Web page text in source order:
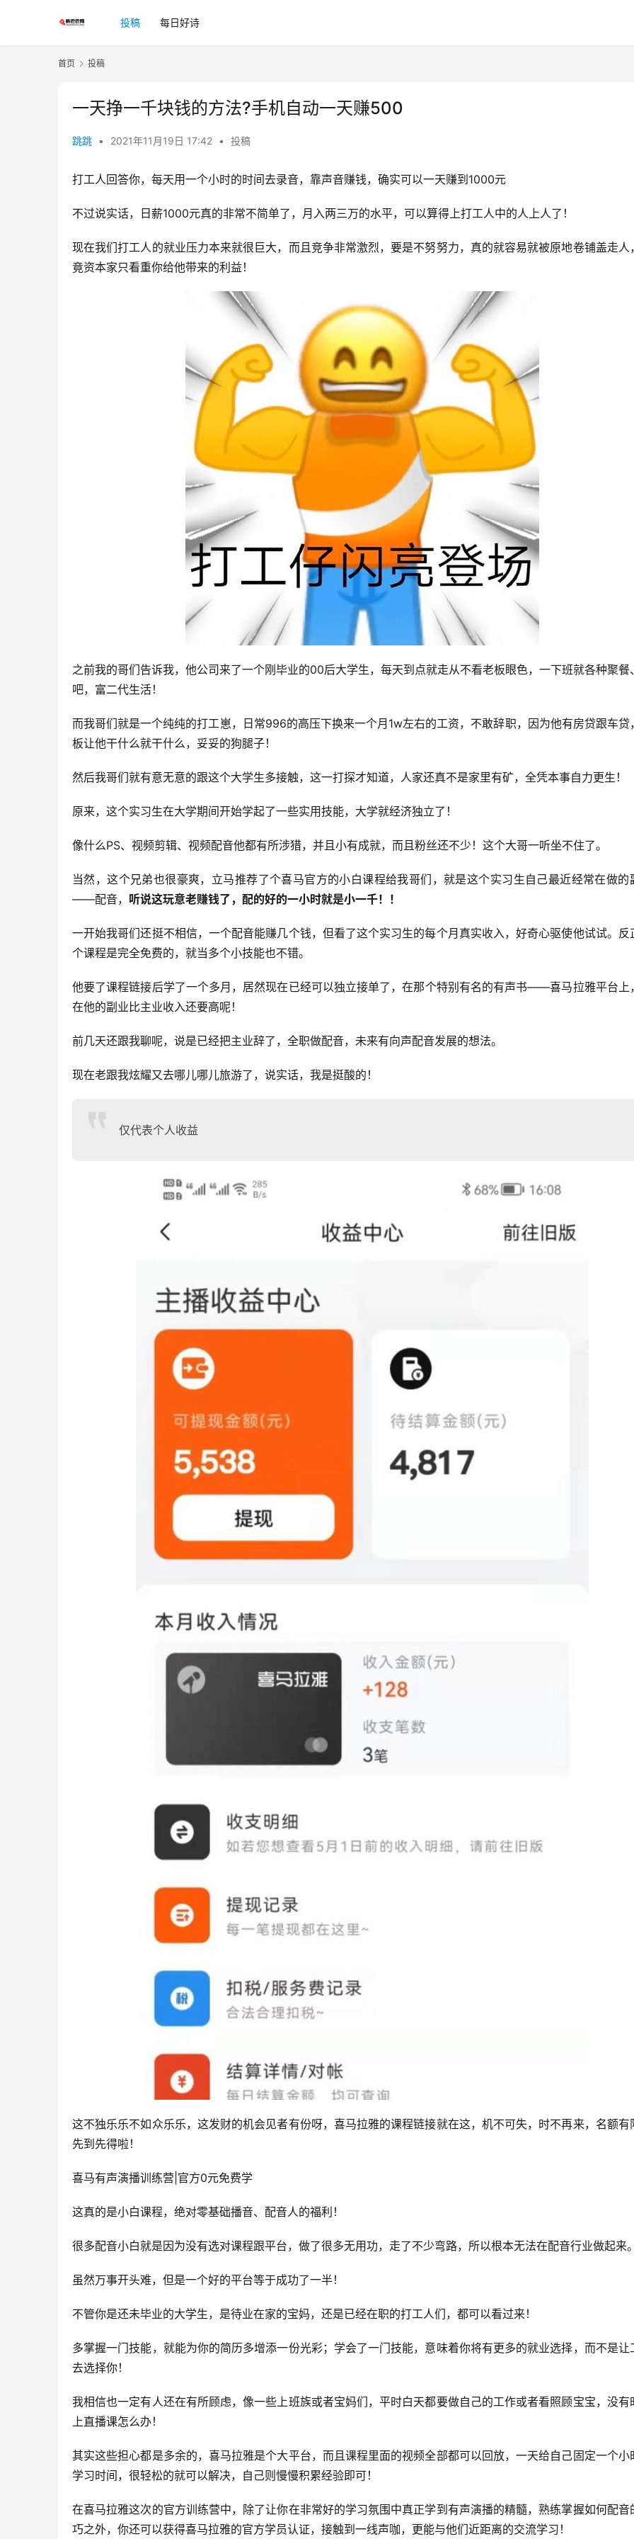
投稿 每日好诗
首页 投稿
一天挣一千块钱的方法?手机自动一天赚500
跳跳 • 2021年11月19日 17:42 • 投稿
打工人回答你，每天用一个小时的时间去录音，靠声音赚钱，确实可以一天赚到1000元
不过说实话，日薪1000元真的非常不简单了，月入两三万的水平，可以算得上打工人中的人上人了！
现在我们打工人的就业压力本来就很巨大，而且竞争非常激烈，要是不努努力，真的就容易就被原地卷铺盖走人
竟资本家只看重你给他带来的利益！
之前我的哥们告诉我，他公司来了一个刚毕业的00后大学生，每天到点就走从不看老板眼色，一下班就各种聚餐
吧，富二代生活！
而我哥们就是一个纯纯的打工崽，日常996的高压下换来一个月1w左右的工资，不敢辞职，因为他有房贷跟车贷
板让他干什么就干什么，妥妥的狗腿子！
然后我哥们就有意无意的跟这个大学生多接触，这一打探才知道，人家还真不是家里有矿，全凭本事自力更生！
原来，这个实习生在大学期间开始学起了一些实用技能，大学就经济独立了！
像什么PS、视频剪辑、视频配音他都有所涉猎，并且小有成就，而且粉丝还不少！这个大哥一听坐不住了。
当然，这个兄弟也很豪爽，立马推荐了个喜马官方的小白课程给我哥们，就是这个实习生自己最近经常在做的
——配音， 听说这玩意老赚钱了，配的好的一小时就是小一千！！
一开始我哥们还挺不相信，一个配音能赚几个钱，但看了这个实习生的每个月真实收入，好奇心驱使他试试。反
个课程是完全免费的，就当多个小技能也不错。
他要了课程链接后学了一个多月，居然现在已经可以独立接单了，在那个特别有名的有声书——喜马拉雅平台上
在他的副业比主业收入还要高呢！
前几天还跟我聊呢，说是已经把主业辞了，全职做配音，未来有向声配音发展的想法。
现在老跟我炫耀又去哪儿哪儿旅游了，说实话，我是挺酸的！
仅代表个人收益
这不独乐乐不如众乐乐，这发财的机会见者有份呀，喜马拉雅的课程链接就在这，机不可失，时不再来，名额有
先到先得啦！
喜马有声演播训练营|官方0元免费学
这真的是小白课程，绝对零基础播音、配音人的福利！
很多配音小白就是因为没有选对课程跟平台，做了很多无用功，走了不少弯路，所以根本无法在配音行业做起来
虽然万事开头难，但是一个好的平台等于成功了一半！
不管你是还未毕业的大学生，是待业在家的宝妈，还是已经在职的打工人们，都可以看过来！
多掌握一门技能，就能为你的简历多增添一份光彩；学会了一门技能，意味着你将有更多的就业选择，而不是让
去选择你！
我相信也一定有人还在有所顾虑，像一些上班族或者宝妈们，平时白天都要做自己的工作或者看照顾宝宝，没有
上直播课怎么办！
其实这些担心都是多余的，喜马拉雅是个大平台，而且课程里面的视频全部都可以回放，一天给自己固定一个小
学习时间，很轻松的就可以解决，自己则慢慢积累经验即可！
在喜马拉雅这次的官方训练营中，除了让你在非常好的学习氛围中真正学到 有声演播的精髓，熟练掌握如何配音
巧之外，你还可以获得喜马拉雅的官方学员认证，接触到一线声咖，更能与他们近距离的交流学习！